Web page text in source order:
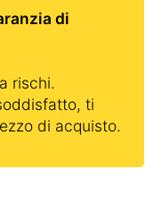
di
rischi.
ti
di acquisto.